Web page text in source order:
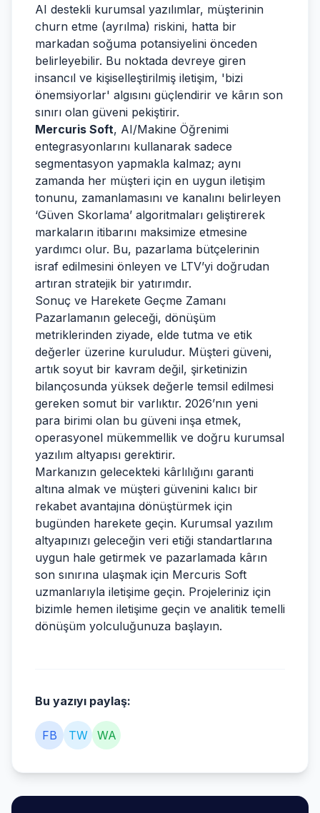
AI destekli kurumsal yazılımlar, müşterinin
churn etme (ayrılma) riskini, hatta bir
markadan soğuma potansiyelini önceden
belirleyebilir. Bu noktada devreye giren
insancıl ve kişiselleştirilmiş iletişim, 'bizi
önemsiyorlar' algısını güçlendirir ve kârın son
sınırı olan güveni pekiştirir.
Mercuris Soft, AI/Makine Öğrenimi
entegrasyonlarını kullanarak sadece
segmentasyon yapmakla kalmaz; aynı
zamanda her müşteri için en uygun iletişim
tonunu, zamanlamasını ve kanalını belirleyen
‘Güven Skorlama’ algoritmaları geliştirerek
markaların itibarını maksimize etmesine
yardımcı olur. Bu, pazarlama bütçelerinin
israf edilmesini önleyen ve LTV’yi doğrudan
artıran stratejik bir yatırımdır.
Sonuç ve Harekete Geçme Zamanı
Pazarlamanın geleceği, dönüşüm
metriklerinden ziyade, elde tutma ve etik
değerler üzerine kuruludur. Müşteri güveni,
artık soyut bir kavram değil, şirketinizin
bilançosunda yüksek değerle temsil edilmesi
gereken somut bir varlıktır. 2026’nın yeni
para birimi olan bu güveni inşa etmek,
operasyonel mükemmellik ve doğru kurumsal
yazılım altyapısı gerektirir.
Markanızın gelecekteki kârlılığını garanti
altına almak ve müşteri güvenini kalıcı bir
rekabet avantajına dönüştürmek için
bugünden harekete geçin. Kurumsal yazılım
altyapınızı geleceğin veri etiği standartlarına
uygun hale getirmek ve pazarlamada kârın
son sınırına ulaşmak için Mercuris Soft
uzmanlarıyla iletişime geçin. Projeleriniz için
bizimle hemen iletişime geçin ve analitik temelli
dönüşüm yolculuğunuza başlayın.
Bu yazıyı paylaş:
FB TW WA